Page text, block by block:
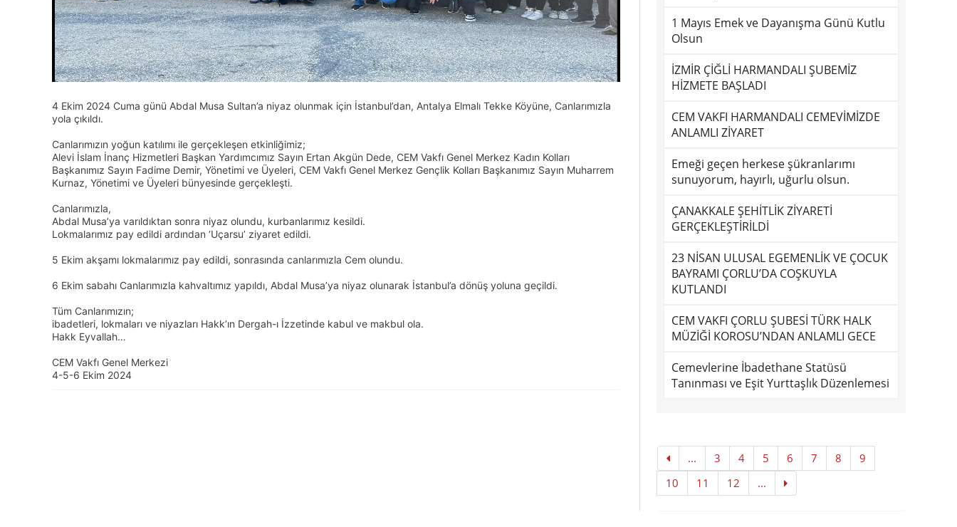
4 Ekim 2024 Cuma günü Abdal Musa Sultan’a niyaz olunmak için İstanbul’dan, Antalya Elmalı Tekke Köyüne, Canlarımızla
yola çıkıldı.
Canlarımızın yoğun katılımı ile gerçekleşen etkinliğimiz;
Alevi İslam İnanç Hizmetleri Başkan Yardımcımız Sayın Ertan Akgün Dede, CEM Vakfı Genel Merkez Kadın Kolları
Başkanımız Sayın Fadime Demir, Yönetimi ve Üyeleri, CEM Vakfı Genel Merkez Gençlik Kolları Başkanımız Sayın Muharrem
Kurnaz, Yönetimi ve Üyeleri bünyesinde gerçekleşti.
Canlarımızla,
Abdal Musa’ya varıldıktan sonra niyaz olundu, kurbanlarımız kesildi.
Lokmalarımız pay edildi ardından ‘Uçarsu’ ziyaret edildi.
5 Ekim akşamı lokmalarımız pay edildi, sonrasında canlarımızla Cem olundu.
6 Ekim sabahı Canlarımızla kahvaltımız yapıldı, Abdal Musa’ya niyaz olunarak İstanbul’a dönüş yoluna geçildi.
Tüm Canlarımızın;
ibadetleri, lokmaları ve niyazları Hakk’ın Dergah-ı İzzetinde kabul ve makbul ola.
Hakk Eyvallah…
CEM Vakfı Genel Merkezi
4-5-6 Ekim 2024
1 Mayıs Emek ve Dayanışma Günü Kutlu
Olsun
İZMİR ÇİĞLİ HARMANDALI ŞUBEMİZ
HİZMETE BAŞLADI
CEM VAKFI HARMANDALI CEMEVİMİZDE
ANLAMLI ZİYARET
Emeği geçen herkese şükranlarımı
sunuyorum, hayırlı, uğurlu olsun.
ÇANAKKALE ŞEHİTLİK ZİYARETİ
GERÇEKLEŞTİRİLDİ
23 NİSAN ULUSAL EGEMENLİK VE ÇOCUK
BAYRAMI ÇORLU’DA COŞKUYLA
KUTLANDI
CEM VAKFI ÇORLU ŞUBESİ TÜRK HALK
MÜZİĞİ KOROSU’NDAN ANLAMLI GECE
Cemevlerine İbadethane Statüsü
Tanınması ve Eşit Yurttaşlık Düzenlemesi
... 3 4 5 6 7 8
9
10
11 12 ...